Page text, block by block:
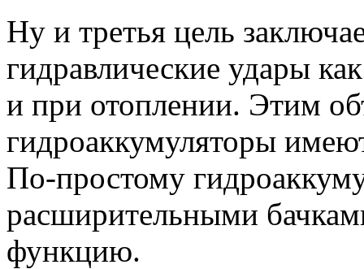
Ну и третья цель
гидравлические удары
и при отоплении. Этим
гидроаккумуляторы
По-простому
расширительными
функцию.